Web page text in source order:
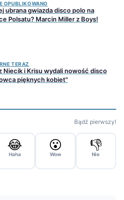
OPUBLIKOWANO
ubrana gwiazda disco polo na
Polsatu? Marcin Miller z Boys!
TERAZ
Niecik i Krisu wydali nowość disco
pięknych kobiet"
Bądź pierwszy!
😂
Haha
😮
Wow
👎
Nie